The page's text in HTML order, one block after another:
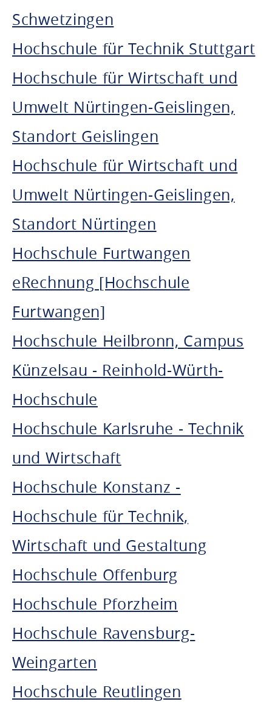
Schwetzingen
Hochschule für Technik Stuttgart
Hochschule für Wirtschaft und
Umwelt Nürtingen-Geislingen,
Standort Geislingen
Hochschule für Wirtschaft und
Umwelt Nürtingen-Geislingen,
Standort Nürtingen
Hochschule Furtwangen
eRechnung [Hochschule
Furtwangen]
Hochschule Heilbronn, Campus
Künzelsau - Reinhold-Würth-
Hochschule
Hochschule Karlsruhe - Technik
und Wirtschaft
Hochschule Konstanz -
Hochschule für Technik,
Wirtschaft und Gestaltung
Hochschule Offenburg
Hochschule Pforzheim
Hochschule Ravensburg-
Weingarten
Hochschule Reutlingen